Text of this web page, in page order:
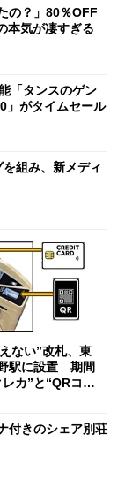
の？」80％OFF
本気が凄すぎる
「タンスのゲン
」がタイムセール
組み、新メディ
ない”改札、東
駅に設置 期間
カ”と“QRコー
付きのシェア別荘